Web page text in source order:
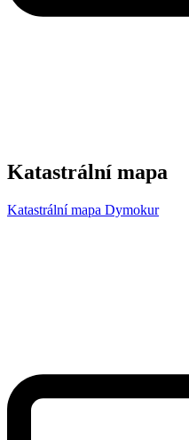
Katastrální mapa
Katastrální mapa Dymokur